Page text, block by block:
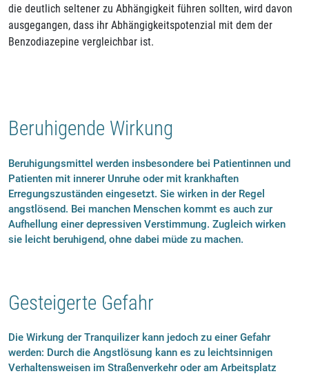
die deutlich seltener zu Abhängigkeit führen sollten, wird davon
ausgegangen, dass ihr Abhängigkeitspotenzial mit dem der
Benzodiazepine vergleichbar ist.
Beruhigende Wirkung
Beruhigungsmittel werden insbesondere bei Patientinnen und
Patienten mit innerer Unruhe oder mit krankhaften
Erregungszuständen eingesetzt. Sie wirken in der Regel
angstlösend. Bei manchen Menschen kommt es auch zur
Aufhellung einer depressiven Verstimmung. Zugleich wirken
sie leicht beruhigend, ohne dabei müde zu machen.
Gesteigerte Gefahr
Die Wirkung der Tranquilizer kann jedoch zu einer Gefahr
werden: Durch die Angstlösung kann es zu leichtsinnigen
Verhaltensweisen im Straßenverkehr oder am Arbeitsplatz